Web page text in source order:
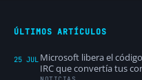
ÚLTIMOS ARTÍCULOS
25 JUL Microsoft libera el
IRC que convertía tus